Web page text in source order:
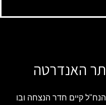
האנדרטה
קיים חדר הנצחה ובו